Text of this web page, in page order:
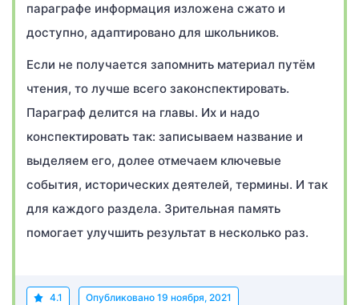
параграфе информация изложена сжато и
доступно, адаптировано для школьников.
Если не получается запомнить материал путём
чтения, то лучше всего законспектировать.
Параграф делится на главы. Их и надо
конспектировать так: записываем название и
выделяем его, долее отмечаем ключевые
события, исторических деятелей, термины. И так
для каждого раздела. Зрительная память
помогает улучшить результат в несколько раз.
4.1 Опубликовано 19 ноября, 2021